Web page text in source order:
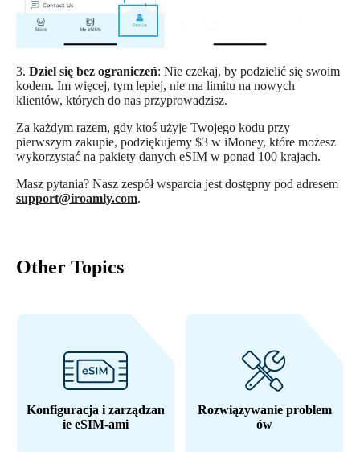
3. Dziel się bez ograniczeń: Nie czekaj, by podzielić się swoim
kodem. Im więcej, tym lepiej, nie ma limitu na nowych
klientów, których do nas przyprowadzisz.
Za każdym razem, gdy ktoś użyje Twojego kodu przy
pierwszym zakupie, podziękujemy $3 w iMoney, które możesz
wykorzystać na pakiety danych eSIM w ponad 100 krajach.
Masz pytania? Nasz zespół wsparcia jest dostępny pod adresem
support@iroamly.com.
Other Topics
Konfiguracja i zarządzan
ie eSIM-ami
Rozwiązywanie problem
ów